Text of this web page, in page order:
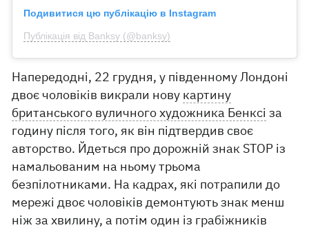
Подивитися цю публікацію в Instagram
Публікація від Banksy (@banksy)
Напередодні, 22 грудня, у південному Лондоні
двоє чоловіків викрали нову картину
британського вуличного художника Бенксі за
годину після того, як він підтвердив своє
авторство. Йдеться про дорожній знак STOP із
намальованим на ньому трьома
безпілотниками. На кадрах, які потрапили до
мережі двоє чоловіків демонтують знак менш
ніж за хвилину, а потім один із грабіжників